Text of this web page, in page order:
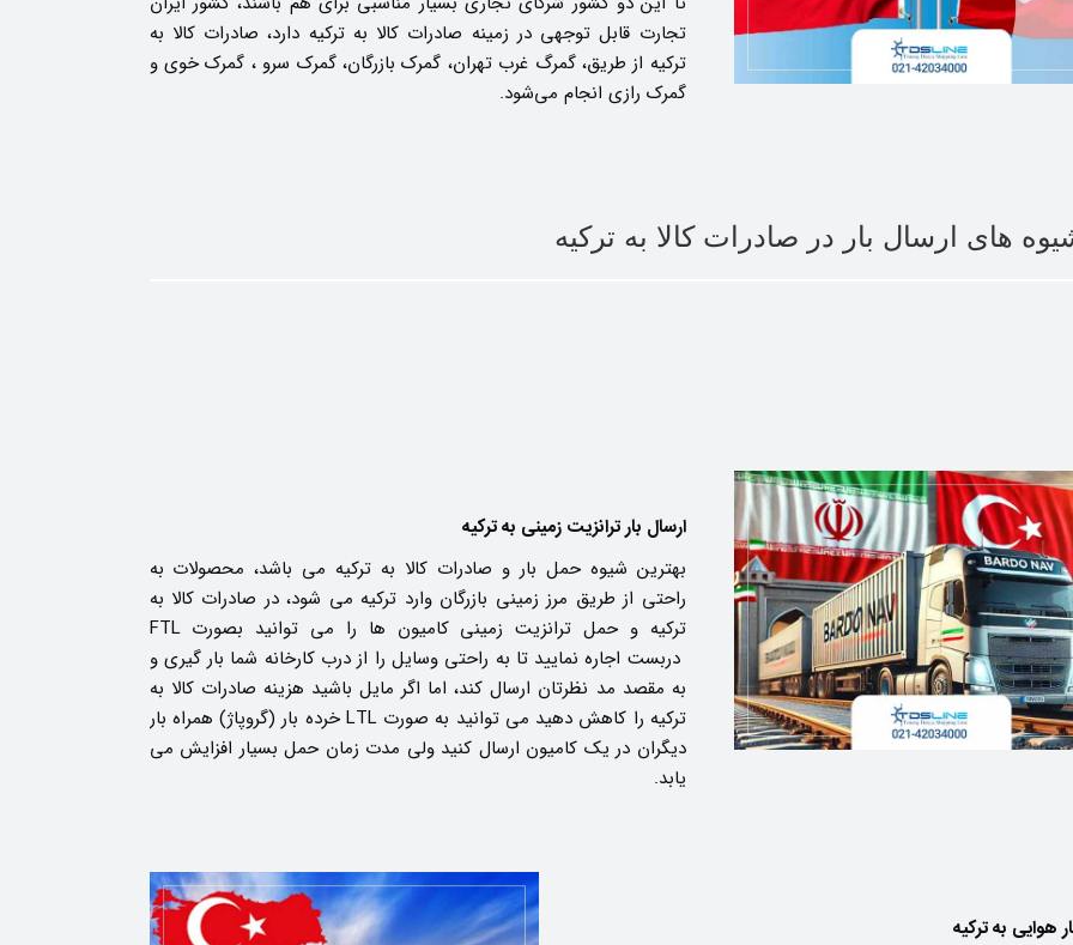
تجارت قابل توجهی در زمینه صادرات کالا به ترکیه دارد، صادرات کالا به
ترکیه از طریق، گمرگ غرب تهران، گمرک بازرگان، گمرک سرو ، گمرک خوی و
گمرک رازی انجام می‌شود.
های ارسال بار در صادرات کالا به ترکیه
ارسال بار ترانزیت زمینی به ترکیه
بهترین شیوه حمل بار و صادرات کالا به ترکیه می باشد، محصولات به
راحتی از طریق مرز زمینی بازرگان وارد ترکیه می شود، در صادرات کالا به
ترکیه و حمل ترانزیت زمینی کامیون ها را می توانید بصورت FTL
دربست اجاره نمایید تا به راحتی وسایل را از درب کارخانه شما بار گیری و
به مقصد مد نظرتان ارسال کند، اما اگر مایل باشید هزینه صادرات کالا به
ترکیه را کاهش دهید می توانید به صورت LTL خرده بار (گروپاژ) همراه بار
دیگران در یک کامیون ارسال کنید ولی مدت زمان حمل بسیار افزایش می
یابد.
هوایی به ترکیه